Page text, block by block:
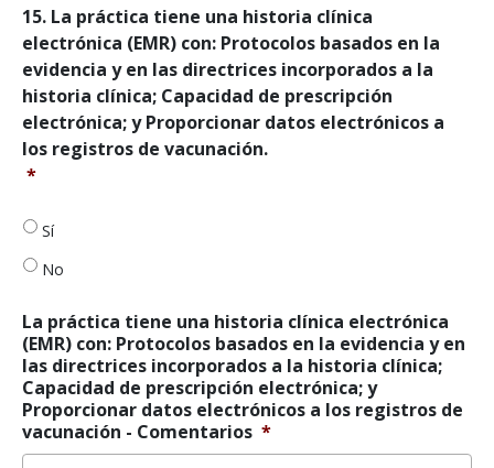
(30)
minutos
desde
el
momento
de
la
llamada
15.
La
práctica
tiene
un
registro
médico
electrónico
Protocolos
basados
en
evidencia
y
en
las
directrices
integrados
en
15. La práctica tiene una historia clínica
electrónica (EMR) con: Protocolos basados en la
evidencia y en las directrices incorporados a la
historia clínica; Capacidad de prescripción
electrónica; y Proporcionar datos electrónicos a
los registros de vacunación.
*
Sí
No
La práctica tiene una historia clínica electrónica
(EMR) con: Protocolos basados en la evidencia y en
las directrices incorporados a la historia clínica;
Capacidad de prescripción electrónica; y
Proporcionar datos electrónicos a los registros de
vacunación - Comentarios *